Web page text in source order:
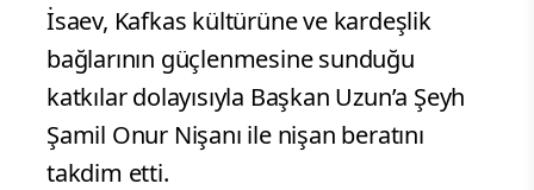
İsaev, Kafkas kültürüne ve kardeşlik
bağlarının güçlenmesine sunduğu
katkılar dolayısıyla Başkan Uzun’a Şeyh
Şamil Onur Nişanı ile nişan beratını
takdim etti.